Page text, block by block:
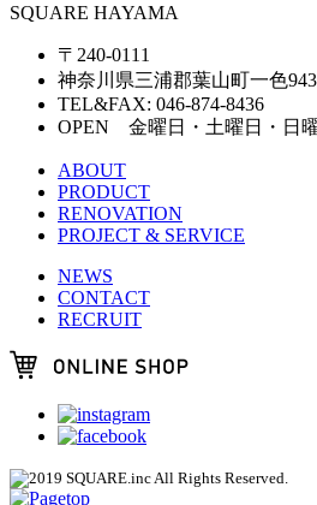
SQUARE HAYAMA
〒240-0111
神奈川県三浦郡葉山町一色
TEL&FAX: 046-874-8436
OPEN 金曜日・土曜日・日
ABOUT
PRODUCT
RENOVATION
PROJECT & SERVICE
NEWS
CONTACT
RECRUIT